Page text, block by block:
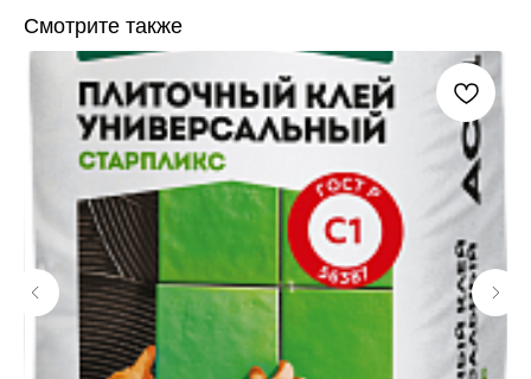
Смотрите также